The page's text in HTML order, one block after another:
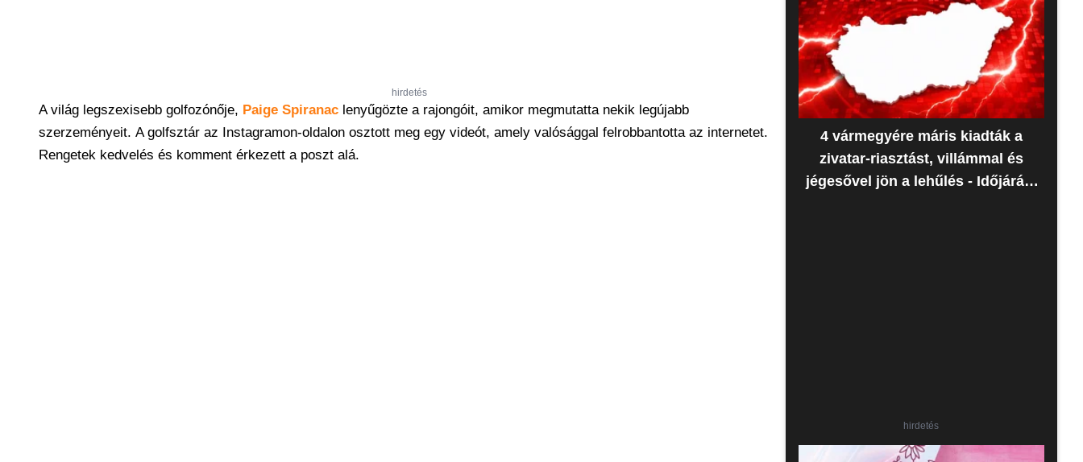
hirdetés
A világ legszexisebb golfozónője, Paige Spiranac lenyűgözte a rajongóit, amikor megmutatta nekik legújabb
szerzeményeit. A golfsztár az Instagramon-oldalon osztott meg egy videót, amely valósággal felrobbantotta az internetet.
Rengetek kedvelés és komment érkezett a poszt alá.
4 vármegyére máris kiadták a
zivatar-riasztást, villámmal és
jégesővel jön a lehűlés - Időjárás-
hirdetés